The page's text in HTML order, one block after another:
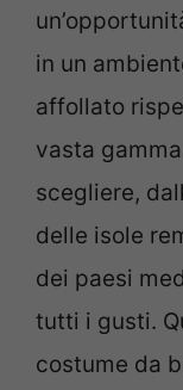
in un
affollato
vasta
scegliere,
delle isole
dei paesi
tutti i gusti.
costume da